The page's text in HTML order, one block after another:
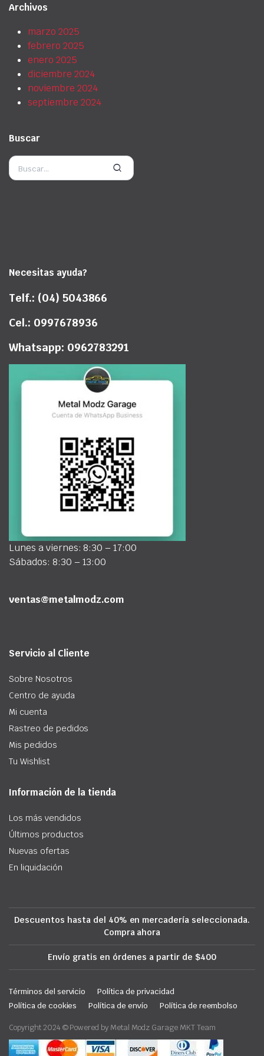
Archivos
marzo 2025
febrero 2025
enero 2025
diciembre 2024
noviembre 2024
septiembre 2024
Buscar
Necesitas ayuda?
Telf.: (04) 5043866
Cel.: 0997678936
Whatsapp: 0962783291
Lunes a viernes: 8:30 – 17:00
Sábados: 8:30 – 13:00
ventas@metalmodz.com
Servicio al Cliente
Sobre Nosotros
Centro de ayuda
Mi cuenta
Rastreo de pedidos
Mis pedidos
Tu Wishlist
Información de la tienda
Los más vendidos
Últimos productos
Nuevas ofertas
En liquidación
Descuentos hasta del 40% en mercadería seleccionada.
Compra ahora
Envío gratis en órdenes a partir de $400
Términos del servicio
Política de privacidad
Política de cookies
Política de envío Política de reembolso
Copyright 2024 © Powered by Metal Modz Garage MKT Team